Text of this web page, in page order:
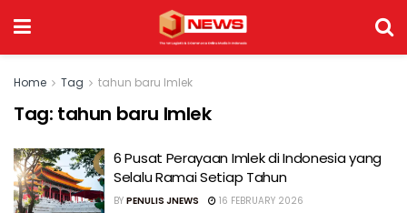
Home Tag tahun baru Imlek
Tag: tahun baru Imlek
6 Pusat Perayaan Imlek di Indonesia yang
Selalu Ramai Setiap Tahun
BY PENULIS JNEWS 16 FEBRUARY 2026